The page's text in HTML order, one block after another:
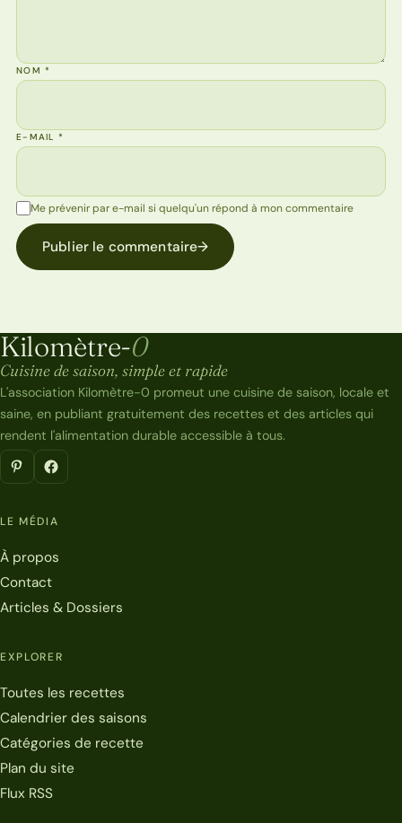
NOM*
E-MAIL*
Me prévenir par e-mail si quelqu'un répond à mon commentaire
Publier le commentaire→
Kilomètre-0
Kilomètre-0
Cuisine de saison, simple et rapide
L'association Kilomètre-0 promeut une cuisine de saison, locale et
saine, en publiant gratuitement des recettes et des articles qui
rendent l'alimentation durable accessible à tous.
LE MÉDIA
À propos
Contact
Articles & Dossiers
EXPLORER
Toutes les recettes
Calendrier des saisons
Catégories de recette
Plan du site
Flux RSS